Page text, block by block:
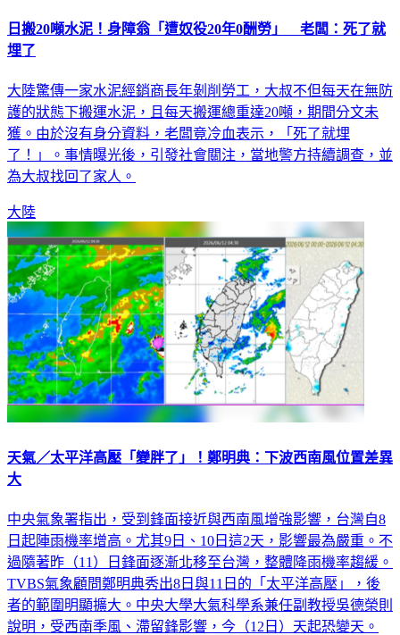
日搬20噸水泥！身障翁「遭奴役20年0酬勞」 老闆：死了就
埋了
大陸驚傳一家水泥經銷商長年剝削勞工，大叔不但每天在無防
護的狀態下搬運水泥，且每天搬運總重達20噸，期間分文未
獲。由於沒有身分資料，老闆竟冷血表示，「死了就埋
了！」。事情曝光後，引發社會關注，當地警方持續調查，並
為大叔找回了家人。
大陸
天氣／太平洋高壓「變胖了」！鄭明典：下波西南風位置差異
大
中央氣象署指出，受到鋒面接近與西南風增強影響，台灣自8
日起陣雨機率增高。尤其9日、10日這2天，影響最為嚴重。不
過隨著昨（11）日鋒面逐漸北移至台灣，整體降雨機率趨緩。
TVBS氣象顧問鄭明典秀出8日與11日的「太平洋高壓」，後
者的範圍明顯擴大。中央大學大氣科學系兼任副教授吳德榮則
說明，受西南季風、滯留鋒影響，今（12日）天起恐變天。